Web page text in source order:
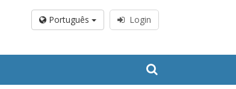
Português Login